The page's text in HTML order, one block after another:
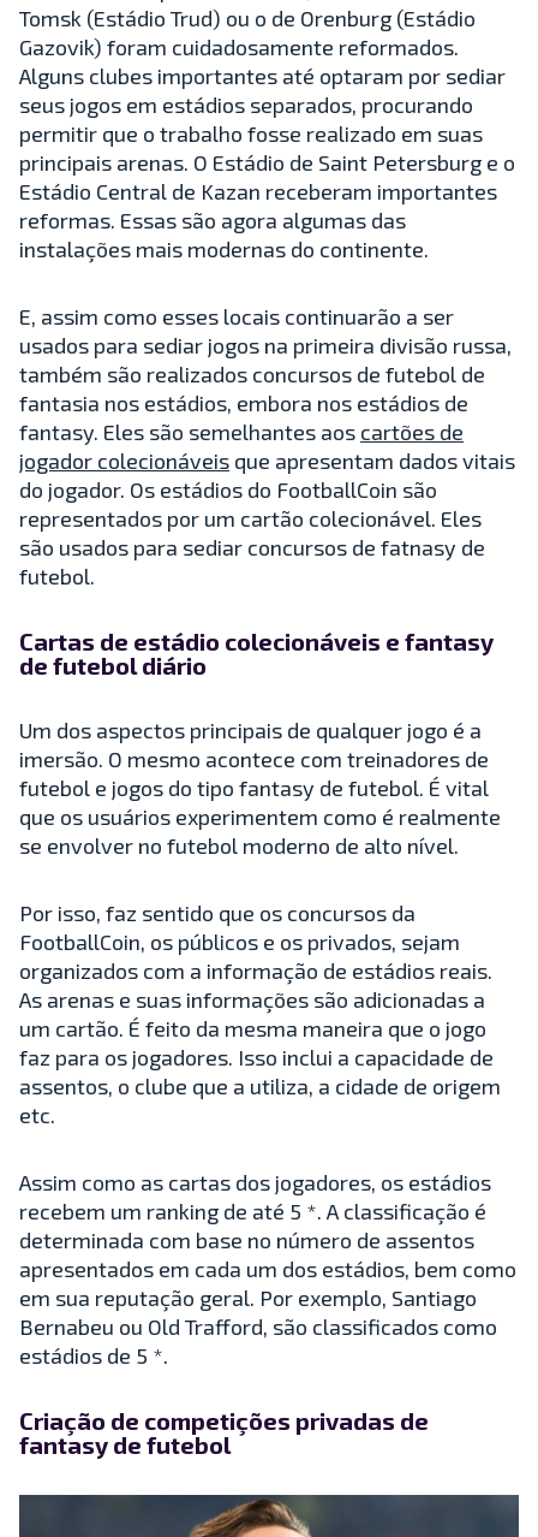
Tomsk (Estádio Trud) ou o de Orenburg (Estádio
Gazovik) foram cuidadosamente reformados.
Alguns clubes importantes até optaram por sediar
seus jogos em estádios separados, procurando
permitir que o trabalho fosse realizado em suas
principais arenas. O Estádio de Saint Petersburg e o
Estádio Central de Kazan receberam importantes
reformas. Essas são agora algumas das
instalações mais modernas do continente.
E, assim como esses locais continuarão a ser
usados para sediar jogos na primeira divisão russa,
também são realizados concursos de futebol de
fantasia nos estádios, embora nos estádios de
fantasy. Eles são semelhantes aos cartões de
jogador colecionáveis que apresentam dados vitais
do jogador. Os estádios do FootballCoin são
representados por um cartão colecionável. Eles
são usados para sediar concursos de fatnasy de
futebol.
Cartas de estádio colecionáveis e fantasy
de futebol diário
Um dos aspectos principais de qualquer jogo é a
imersão. O mesmo acontece com treinadores de
futebol e jogos do tipo fantasy de futebol. É vital
que os usuários experimentem como é realmente
se envolver no futebol moderno de alto nível.
Por isso, faz sentido que os concursos da
FootballCoin, os públicos e os privados, sejam
organizados com a informação de estádios reais.
As arenas e suas informações são adicionadas a
um cartão. É feito da mesma maneira que o jogo
faz para os jogadores. Isso inclui a capacidade de
assentos, o clube que a utiliza, a cidade de origem
etc.
Assim como as cartas dos jogadores, os estádios
recebem um ranking de até 5 *. A classificação é
determinada com base no número de assentos
apresentados em cada um dos estádios, bem como
em sua reputação geral. Por exemplo, Santiago
Bernabeu ou Old Trafford, são classificados como
estádios de 5 *.
Criação de competições privadas de
fantasy de futebol